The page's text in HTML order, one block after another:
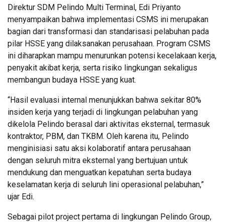
Direktur SDM Pelindo Multi Terminal, Edi Priyanto
menyampaikan bahwa implementasi CSMS ini merupakan
bagian dari transformasi dan standarisasi pelabuhan pada
pilar HSSE yang dilaksanakan perusahaan. Program CSMS
ini diharapkan mampu menurunkan potensi kecelakaan kerja,
penyakit akibat kerja, serta risiko lingkungan sekaligus
membangun budaya HSSE yang kuat.
“Hasil evaluasi internal menunjukkan bahwa sekitar 80%
insiden kerja yang terjadi di lingkungan pelabuhan yang
dikelola Pelindo berasal dari aktivitas eksternal, termasuk
kontraktor, PBM, dan TKBM. Oleh karena itu, Pelindo
menginisiasi satu aksi kolaboratif antara perusahaan
dengan seluruh mitra eksternal yang bertujuan untuk
mendukung dan menguatkan kepatuhan serta budaya
keselamatan kerja di seluruh lini operasional pelabuhan,”
ujar Edi.
Sebagai pilot project pertama di lingkungan Pelindo Group,